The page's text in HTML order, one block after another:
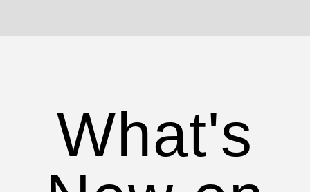
What's